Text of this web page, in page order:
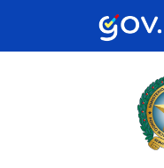
contenido